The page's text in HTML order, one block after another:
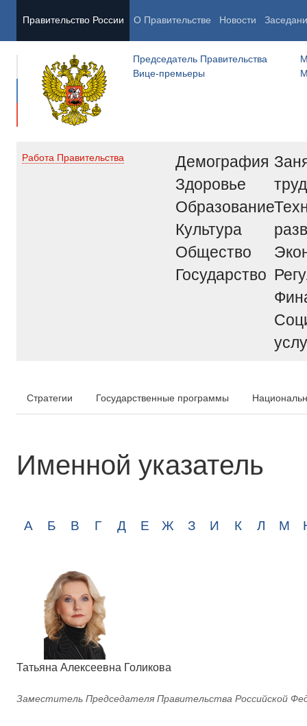
Правительство России О Правительстве Новости
Председатель Правительства
Вице-премьеры
Работа Правительства
Демография
Здоровье
Образование
Культура
Общество
Государство
труд
Стратегии Государственные программы
Именной указатель
А Б В Г Д Е Ж З И К Л М
Татьяна Алексеевна Голикова
Заместитель Председателя Правительства Российской